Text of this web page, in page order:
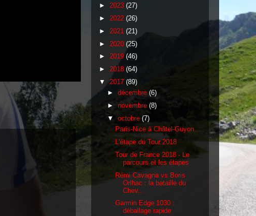
► 2023 (27)
► 2022 (26)
► 2021 (21)
► 2020 (25)
► 2019 (46)
► 2018 (64)
▼ 2017 (89)
► décembre (6)
► novembre (8)
▼ octobre (7)
Paris-Nice à Châtel-Guyon…
L'étape du Tour 2018
Tour de France 2018 - Le
parcours et les étapes
Rémi Cavagna vs Boris
Orlhac : la bataille du
Chev...
Garmin Edge 1030 :
déballage rapide